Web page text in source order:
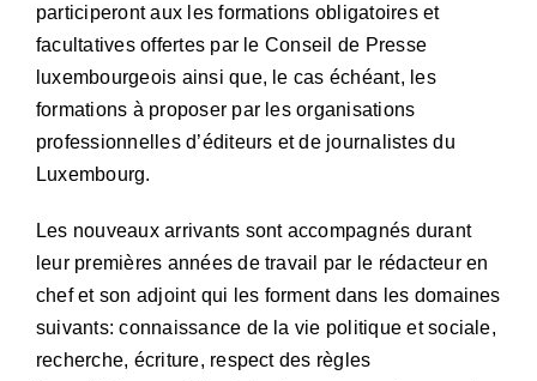
participeront aux les formations obligatoires et
facultatives offertes par le Conseil de Presse
luxembourgeois ainsi que, le cas échéant, les
formations à proposer par les organisations
professionnelles d’éditeurs et de journalistes du
Luxembourg.
Les nouveaux arrivants sont accompagnés durant
leur premières années de travail par le rédacteur en
chef et son adjoint qui les forment dans les domaines
suivants: connaissance de la vie politique et sociale,
recherche, écriture, respect des règles